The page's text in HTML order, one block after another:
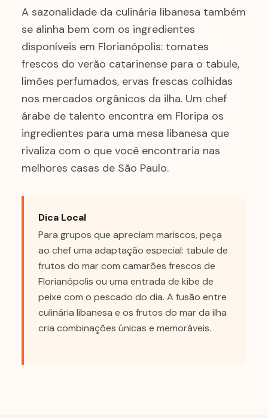
A sazonalidade da culinária libanesa também
se alinha bem com os ingredientes
disponíveis em Florianópolis: tomates
frescos do verão catarinense para o tabule,
limões perfumados, ervas frescas colhidas
nos mercados orgânicos da ilha. Um chef
árabe de talento encontra em Floripa os
ingredientes para uma mesa libanesa que
rivaliza com o que você encontraria nas
melhores casas de São Paulo.
Dica Local
Para grupos que apreciam mariscos, peça
ao chef uma adaptação especial: tabule de
frutos do mar com camarões frescos de
Florianópolis ou uma entrada de kibe de
peixe com o pescado do dia. A fusão entre
culinária libanesa e os frutos do mar da ilha
cria combinações únicas e memoráveis.